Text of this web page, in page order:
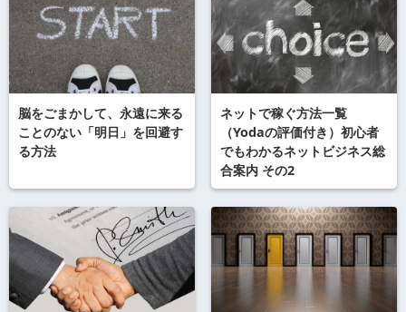
脳をごまかして、永遠に来る
ことのない「明日」を回避す
る方法
ネットで稼ぐ方法一覧
（Yodaの評価付き）初心者
でもわかるネットビジネス総
合案内 その2